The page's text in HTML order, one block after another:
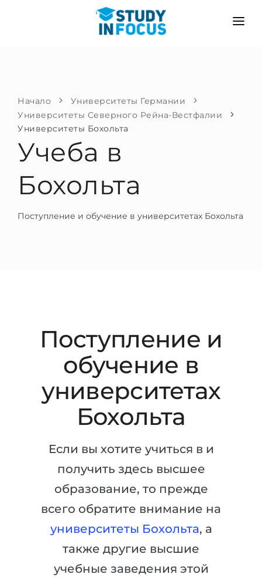
Бакалавриат и магистратура
Подготовительные курсы при вузе
Пропедевтика
ЯЗЫКОВЫЕ ШКОЛЫ
Курсы штудиенколлег
Freshman / Foundation
Подготовка к вузу
Подготовка к штудиенколлег
Специальные курсы
Математика
ГЕОГРАФИЯ
Земли
Города
ПРОФЕССИИ
Профессии
СЦЕНАРИЙ
Поступить после школы
Перевод из вуза
Магистратура в Германии
Второе высшее
С гарантией зачисления
Второе Высшее
ПОСТУПАЕМ ПОСЛЕ...
Школы 11 классов
Школы 12 классов (NIS)
2-3 курса
Бакалавриата
Магистратуры
ПОСТУПАЕМ НА...
Медицина
МЕТОДИКА
УСЛУГИ
Начало
Университеты Германии
Университеты Северного Рейна-Вестфалии
Университеты Бохольта
Учеба в
Бохольта
Поступление и обучение в университетах Бохольта
Поступление и
обучение в
университетах
Бохольта
Если вы хотите учиться в и
получить здесь высшее
образование, то прежде
всего обратите внимание на
университеты Бохольта, а
также другие высшие
учебные заведения этой